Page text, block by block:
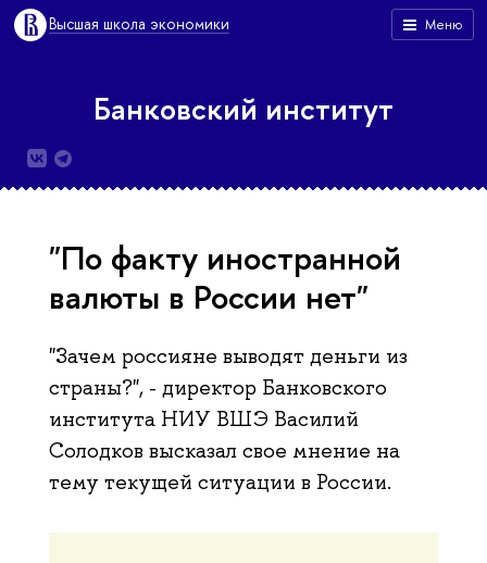
Меню
Высшая школа экономики
Банковский институт
"По факту иностранной
валюты в России нет"
"Зачем россияне выводят деньги из
страны?", - директор Банковского
института НИУ ВШЭ Василий
Солодков высказал свое мнение на
тему текущей ситуации в России.